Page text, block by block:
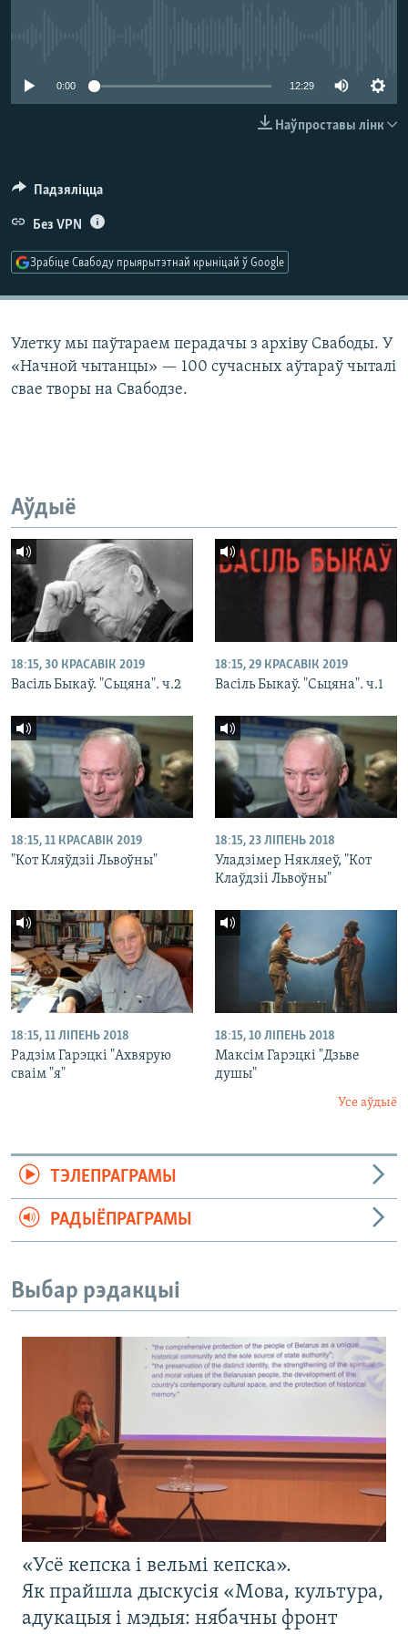
0:00 12:29
Наўпроставы лінк
Падзяліцца
Без VPN
Зрабіце Свабоду прыярытэтнай крыніцай ў Google
Улетку мы паўтараем перадачы з архіву Свабоды. У
«Начной чытанцы» — 100 сучасных аўтараў чыталі
свае творы на Свабодзе.
Аўдыё
18:15, 30 КРАСАВІК 2019
Васіль Быкаў. "Сьцяна". ч.2
18:15, 29 КРАСАВІК 2019
Васіль Быкаў. "Сьцяна". ч.1
18:15, 11 КРАСАВІК 2019
"Кот Кляўдзіі Львоўны"
18:15, 23 ЛІПЕНЬ 2018
Уладзімер Някляеў, "Кот
Клаўдзіі Львоўны"
18:15, 11 ЛІПЕНЬ 2018
Радзім Гарэцкі "Ахвярую
сваім "я"
18:15, 10 ЛІПЕНЬ 2018
Максім Гарэцкі "Дзьве
душы"
Усе аўдыё
ТЭЛЕПРАГРАМЫ
РАДЫЁПРАГРАМЫ
Выбар рэдакцыі
«Усё кепска і вельмі кепска».
Як прайшла дыскусія «Мова, культура,
адукацыя і мэдыя: нябачны фронт